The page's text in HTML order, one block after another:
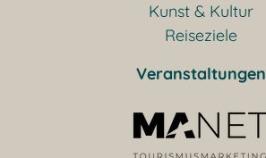
Kunst & Kultur
Reiseziele
Veranstaltungen